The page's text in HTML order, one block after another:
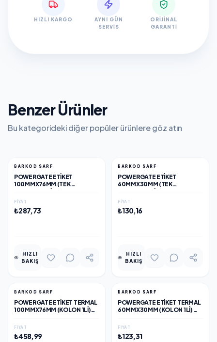
HIZLI KARGO
AYNI GÜN
SERVIS
ORIJINAL
GARANTI
Benzer Ürünler
Bu kategorideki diğer popüler ürünlere göz atın
BARKOD SARF
POWERGATE ETIKET
100MMX76MM (TEK
AD (VELLUM)
FIYAT
₺287,73
HIZLI
BAKIŞ
BARKOD SARF
POWERGATE ETIKET
60MMX30MM (TEK
1000AD
FIYAT
₺130,16
HIZLI
BAKIŞ
BARKOD SARF
POWERGATE ETIKET TERMAL
100MMX76MM (KOLON 1LI)
FIYAT
₺458,99
BARKOD SARF
POWERGATE ETIKET TERMAL
60MMX30MM (KOLON 1LI)
FIYAT
₺123,31